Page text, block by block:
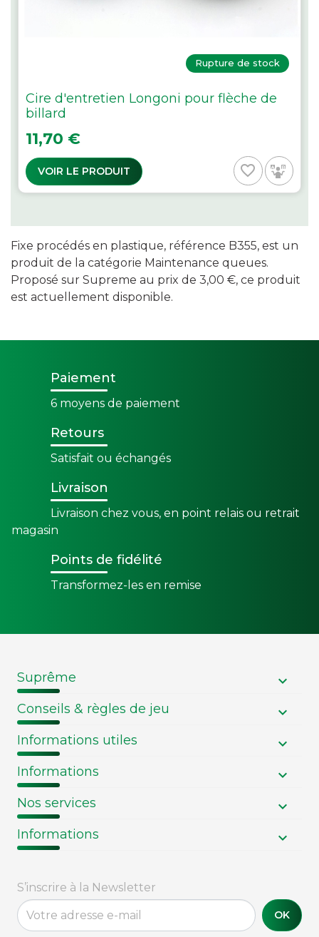
Rupture de stock
Cire d'entretien Longoni pour flèche de
billard
Prix
11,70 €
VOIR LE PRODUIT favorite_border
Fixe procédés en plastique, référence B355, est un
produit de la catégorie Maintenance queues.
Proposé sur Supreme au prix de 3,00 €, ce produit
est actuellement disponible.
Paiement
6 moyens de paiement
Retours
Satisfait ou échangés
Livraison
Livraison chez vous, en point relais ou retrait
magasin
Points de fidélité
Transformez-les en remise
Suprême
Conseils & règles de jeu
Informations utiles
Informations
Nos services
Informations
S’inscrire à la Newsletter
OK